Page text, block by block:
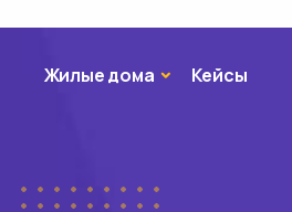
Жилые домаЖилые дома
Кейсы